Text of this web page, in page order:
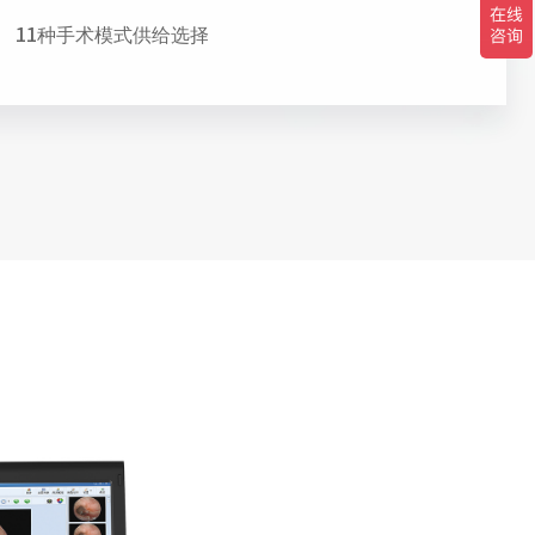
11种手术模式供给选择